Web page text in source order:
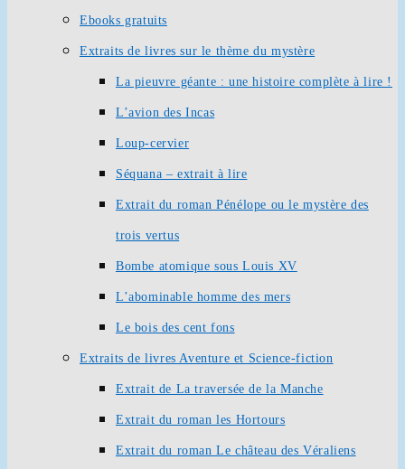
Ebooks gratuits
Extraits de livres sur le thème du mystère
La pieuvre géante : une histoire complète à lire !
L’avion des Incas
Loup-cervier
Séquana – extrait à lire
Extrait du roman Pénélope ou le mystère des
trois vertus
Bombe atomique sous Louis XV
L’abominable homme des mers
Le bois des cent fons
Extraits de livres Aventure et Science-fiction
Extrait de La traversée de la Manche
Extrait du roman les Hortours
Extrait du roman Le château des Véraliens